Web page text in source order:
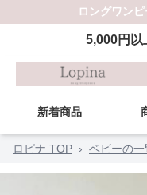
ロングワンピ
5,000円
新着商品
ロピナ TOP › ベビーの一